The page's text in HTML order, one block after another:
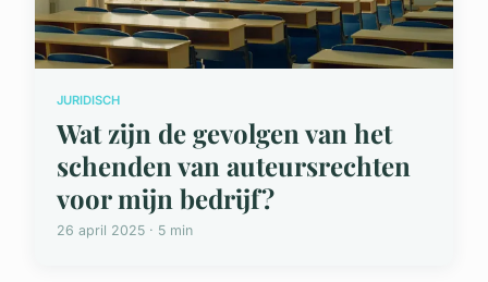
JURIDISCH
Wat zijn de gevolgen van het
schenden van auteursrechten
voor mijn bedrijf?
26 april 2025 · 5 min